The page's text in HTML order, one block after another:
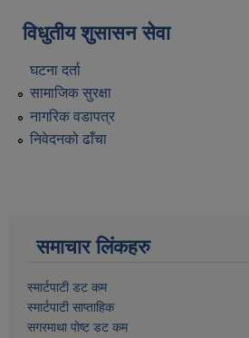
विधुतीय शुसासन सेवा
घटना दर्ता
सामाजिक सुरक्षा
नागरिक वडापत्र
निवेदनको ढाँचा
समाचार लिंकहरु
स्मार्टपाटी डट कम
स्मार्टपाटी साप्ताहिक
सगरमाथा पोष्ट डट कम